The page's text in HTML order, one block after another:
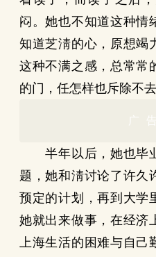
闷。她也不知道这种情
知道芝淸的心，原想竭
这种不满之感，总常常
的门，任怎样也斥除不去
广
半年以后，她也毕
题，她和淸讨论了许久
预定的计划，再到大学
她就出来做事，在经济
上海生活的困难与自己